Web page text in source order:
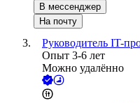
В мессенджер
На почту
Руководитель IT-
Опыт 3-6 лет
Можно удалённо